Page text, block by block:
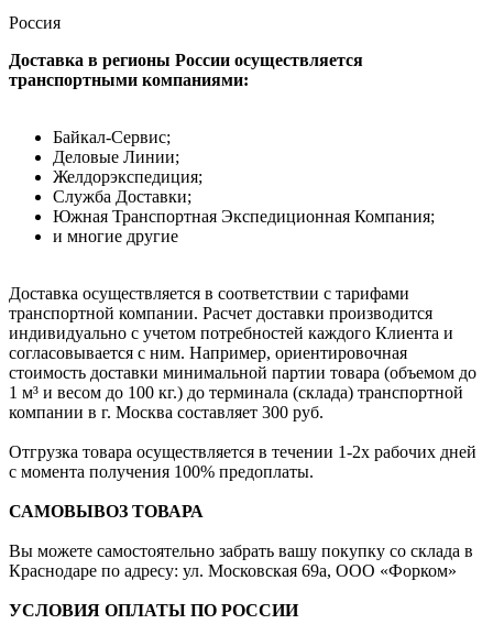
Россия
Доставка в регионы России осуществляется
транспортными компаниями:
Байкал-Сервис;
Деловые Линии;
Желдорэкспедиция;
Служба Доставки;
Южная Транспортная Экспедиционная Компания;
и многие другие
Доставка осуществляется в соответствии с тарифами
транспортной компании. Расчет доставки производится
индивидуально с учетом потребностей каждого Клиента и
согласовывается с ним. Например, ориентировочная
стоимость доставки минимальной партии товара (объемом до
1 м³ и весом до 100 кг.) до терминала (склада) транспортной
компании в г. Москва составляет 300 руб.
Отгрузка товара осуществляется в течении 1-2х рабочих дней
с момента получения 100% предоплаты.
САМОВЫВОЗ ТОВАРА
Вы можете самостоятельно забрать вашу покупку со склада в
Краснодаре по адресу: ул. Московская 69а, ООО «Форком»
УСЛОВИЯ ОПЛАТЫ ПО РОССИИ